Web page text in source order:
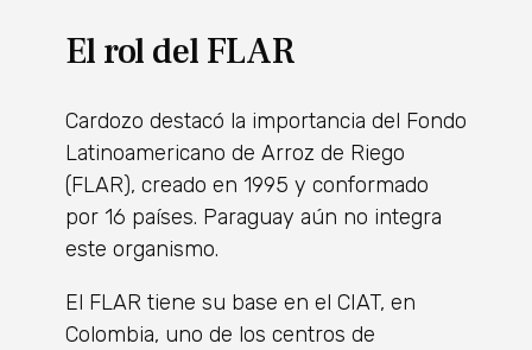
El rol del FLAR
Cardozo destacó la importancia del Fondo
Latinoamericano de Arroz de Riego
(FLAR), creado en 1995 y conformado
por 16 países. Paraguay aún no integra
este organismo.
El FLAR tiene su base en el CIAT, en
Colombia, uno de los centros de